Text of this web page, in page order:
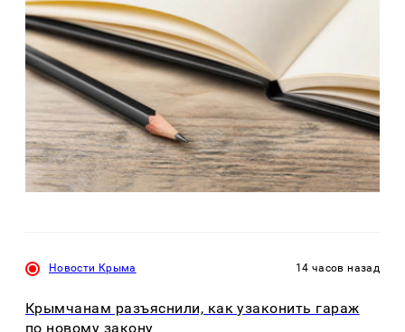
Новости Крыма 14 часов назад
Крымчанам разъяснили, как узаконить гараж
по новому закону